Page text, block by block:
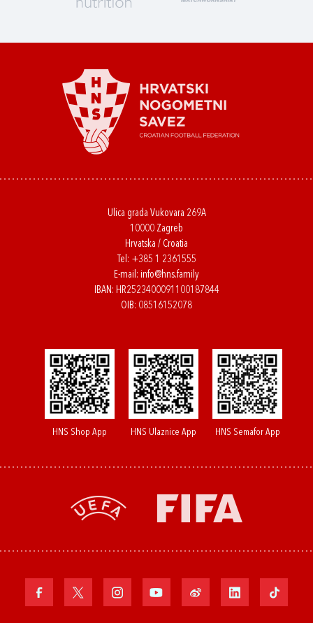
Ulica grada Vukovara 269A
10000 Zagreb
Hrvatska / Croatia
Tel: +385 1 2361555
E-mail: info@hns.family
IBAN: HR2523400091100187844
OIB: 08516152078
HNS Shop App HNS Ulaznice App HNS Semafor App